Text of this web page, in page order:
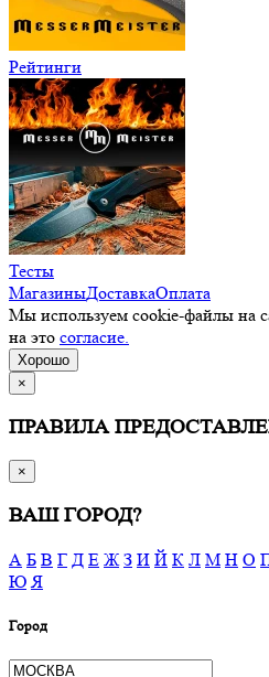
Рейтинги
Тесты
МагазиныДоставкаОплата
Мы используем cookie-файлы на
на это согласие.
Хорошо
×
ПРАВИЛА
×
ВАШ ГОРОД?
А Б В Г Д Е Ж З И Й К Л М Н О
Ю Я
Город